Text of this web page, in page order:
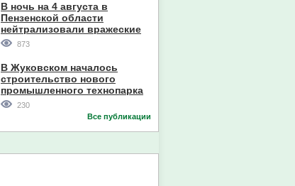
В ночь на 4 августа в
Пензенской области
нейтрализовали вражеские
дроны
873
В Жуковском началось
строительство нового
промышленного технопарка
230
Все публикации